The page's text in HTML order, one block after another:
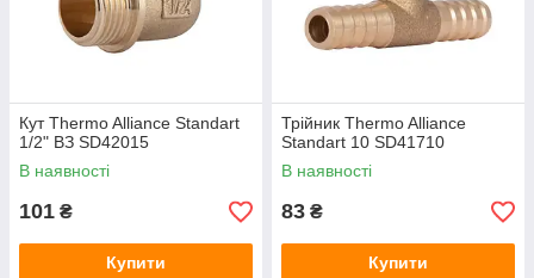
Кут Thermo Alliance Standart
1/2" ВЗ SD42015
В наявності
101 ₴
Купити
Трійник Thermo Alliance
Standart 10 SD41710
В наявності
83 ₴
Купити